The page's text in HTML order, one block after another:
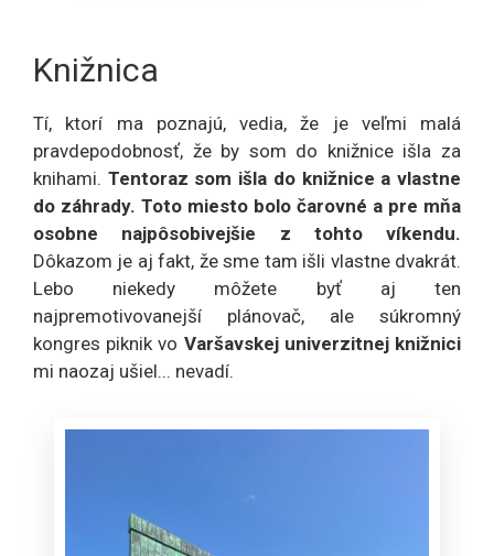
Knižnica
Tí, ktorí ma poznajú, vedia, že je veľmi malá
pravdepodobnosť, že by som do knižnice išla za
knihami. Tentoraz som išla do knižnice a vlastne
do záhrady. Toto miesto bolo čarovné a pre mňa
osobne najpôsobivejšie z tohto víkendu.
Dôkazom je aj fakt, že sme tam išli vlastne dvakrát.
Lebo niekedy môžete byť aj ten
najpremotivovanejší plánovač, ale súkromný
kongres piknik vo Varšavskej univerzitnej knižnici
mi naozaj ušiel... nevadí.